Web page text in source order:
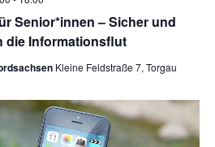
Senior*innen – Sicher und
die Informationsflut
Kleine Feldstraße 7, Torgau